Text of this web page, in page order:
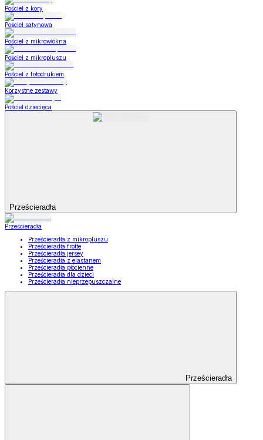
Pościel z kory
Pościel satynowa
Pościel z mikrowłókna
Pościel z mikropluszu
Pościel z fotodrukiem
Korzystne zestawy
Pościel dziecięca
Prześcieradła
Prześcieradła
Prześcieradła z mikropluszu
Prześcieradła frotte
Prześcieradła jersey
Prześcieradła z elastanem
Prześcieradła płócienne
Prześcieradła dla dzieci
Prześcieradła nieprzepuszczalne
Prześcieradła